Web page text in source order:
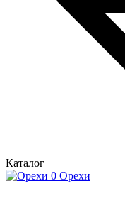
Каталог
Орехи